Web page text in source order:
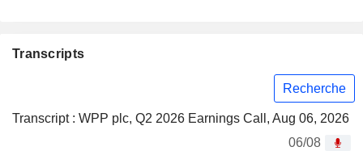
Transcripts
Recherche
Transcript : WPP plc, Q2 2026 Earnings Call, Aug 06, 2026
06/08